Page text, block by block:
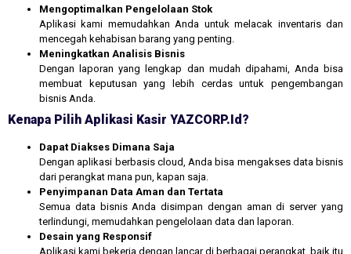
Mengoptimalkan Pengelolaan Stok
Aplikasi kami memudahkan Anda untuk melacak inventaris dan
mencegah kehabisan barang yang penting.
Meningkatkan Analisis Bisnis
Dengan laporan yang lengkap dan mudah dipahami, Anda bisa
membuat keputusan yang lebih cerdas untuk pengembangan
bisnis Anda.
Kenapa Pilih Aplikasi Kasir YAZCORP.id?
Dapat Diakses Dimana Saja
Dengan aplikasi berbasis cloud, Anda bisa mengakses data bisnis
dari perangkat mana pun, kapan saja.
Penyimpanan Data Aman dan Tertata
Semua data bisnis Anda disimpan dengan aman di server yang
terlindungi, memudahkan pengelolaan data dan laporan.
Desain yang Responsif
Aplikasi kami bekerja dengan lancar di berbagai perangkat, baik itu